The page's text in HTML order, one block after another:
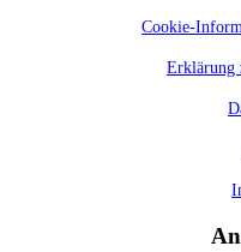
Cookie-
Erklärung